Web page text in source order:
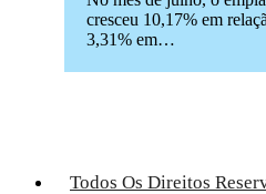
cresceu 10,17% em
3,31% em…
Todos Os Direitos